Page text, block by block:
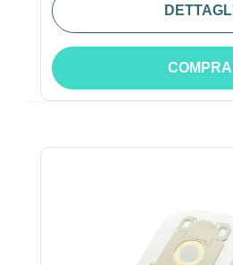
DETTAGLI
COMPRA